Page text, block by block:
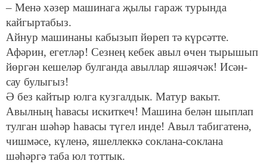
– Менә хәзер машинага җылы гараж турында
кайгыртабыз.
Айнур машинаны кабызып йөреп тә күрсәтте.
Афәрин, егетләр! Сезнең кебек авыл өчен тырышып
йөргән кешеләр булганда авыллар яшәячәк! Исән-
сау булыгыз!
Ә без кайтыр юлга кузгалдык. Матур вакыт.
Авылның һавасы искиткеч! Машина белән шыплап
тулган шәһәр һавасы түгел инде! Авыл табигатенә,
чишмәсе, күленә, яшеллеккә соклана-соклана
шәһәргә таба юл тоттык.